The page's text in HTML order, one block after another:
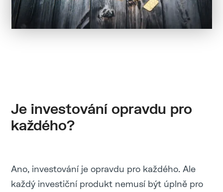
Je investování opravdu pro
každého?
Ano, investování je opravdu pro každého. Ale
každý investiční produkt nemusí být úplně pro